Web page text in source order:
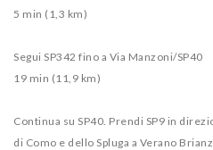
5 min (1,3 km)
Segui SP342 fino a Via Manzoni/SP40
19 min (11,9 km)
Continua su SP40. Prendi SP9 in
di Como e dello Spluga a Verano